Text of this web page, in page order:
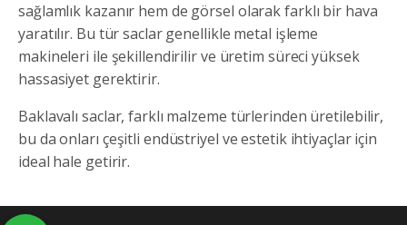
sağlamlık kazanır hem de görsel olarak farklı bir hava
yaratılır. Bu tür saclar genellikle metal işleme
makineleri ile şekillendirilir ve üretim süreci yüksek
hassasiyet gerektirir.
Baklavalı saclar, farklı malzeme türlerinden üretilebilir,
bu da onları çeşitli endüstriyel ve estetik ihtiyaçlar için
ideal hale getirir.